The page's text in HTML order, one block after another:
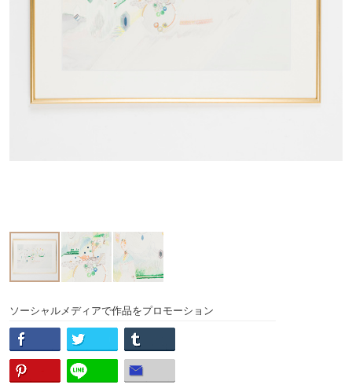
ソーシャルメディアで作品をプロモーション